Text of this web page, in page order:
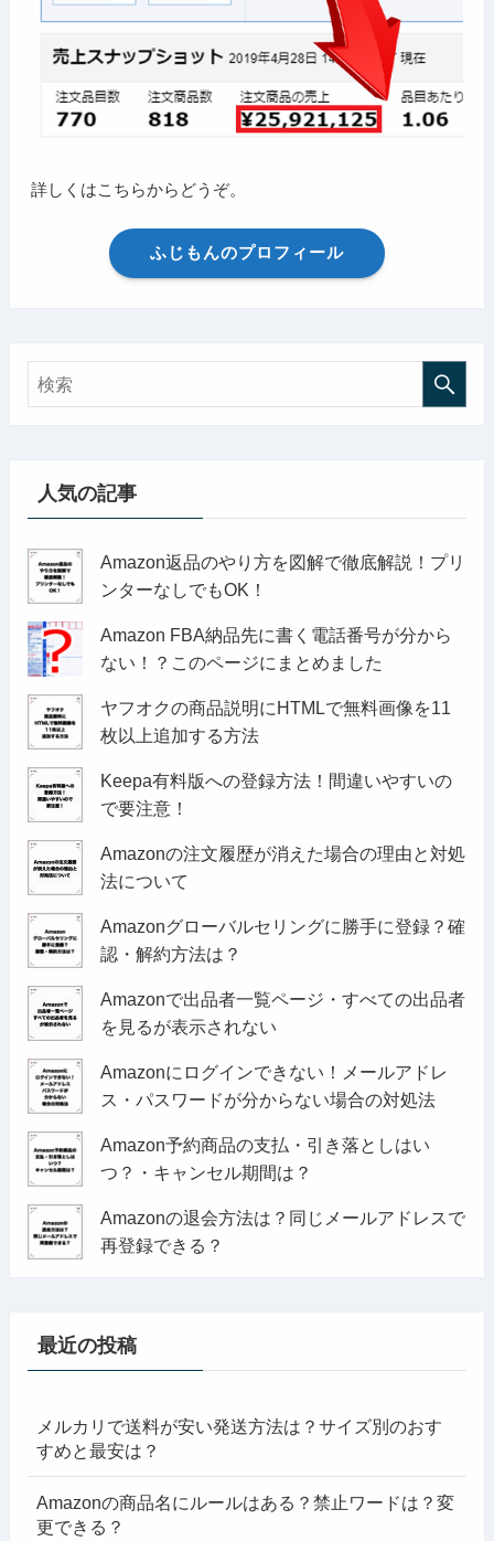
詳しくはこちらからどうぞ。
ふじもんのプロフィール
人気の記事
Amazon返品のやり方を図解で徹底解説！プリ
ンターなしでもOK！
Amazon FBA納品先に書く電話番号が分から
ない！？このページにまとめました
ヤフオクの商品説明にHTMLで無料画像を11
枚以上追加する方法
Keepa有料版への登録方法！間違いやすいの
で要注意！
Amazonの注文履歴が消えた場合の理由と対処
法について
Amazonグローバルセリングに勝手に登録？確
認・解約方法は？
Amazonで出品者一覧ページ・すべての出品者
を見るが表示されない
Amazonにログインできない！メールアドレ
ス・パスワードが分からない場合の対処法
Amazon予約商品の支払・引き落としはい
つ？・キャンセル期間は？
Amazonの退会方法は？同じメールアドレスで
再登録できる？
最近の投稿
メルカリで送料が安い発送方法は？サイズ別のおす
すめと最安は？
Amazonの商品名にルールはある？禁止ワードは？変
更できる？